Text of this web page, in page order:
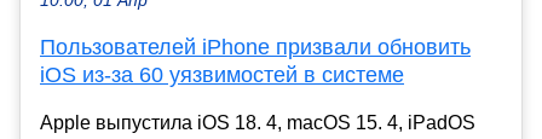
Пользователей iPhone призвали обновить
iOS из-за 60 уязвимостей в системе
Apple выпустила iOS 18. 4, macOS 15. 4, iPadOS